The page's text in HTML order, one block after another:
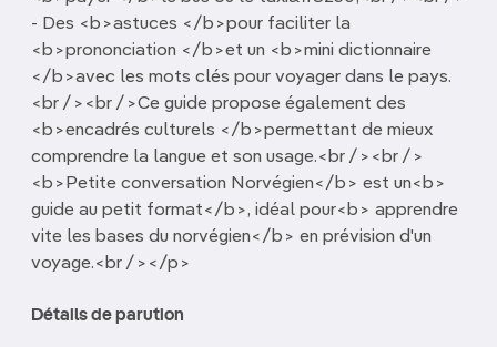
- Des <b>astuces </b>pour faciliter la
<b>prononciation </b>et un <b>mini dictionnaire
</b>avec les mots clés pour voyager dans le pays.
<br /><br />Ce guide propose également des
<b>encadrés culturels </b>permettant de mieux
comprendre la langue et son usage.<br /><br />
<b>Petite conversation Norvégien</b> est un<b>
guide au petit format</b>, idéal pour<b> apprendre
vite les bases du norvégien</b> en prévision d'un
voyage.<br /></p>
Détails de parution